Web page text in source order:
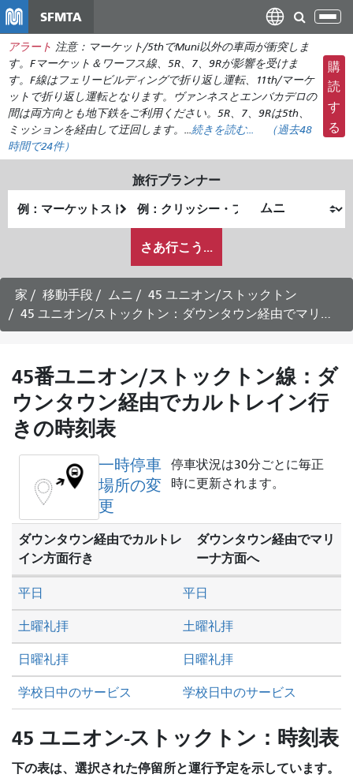
ン
コ
ン
テ
に
移
SFMTA
ナ
ゲ
ー
シ
ョ
ン
の
り
替
アラート 注意：マーケット/5thでMuni以外の車両が衝突しま
す。Fマーケット＆ワーフス線、5R、7、9Rが影響を受けま
す。F線はフェリービルディングで折り返し運転、11th/マーケ
ットで折り返し運転となります。ヴァンネスとエンバカデロの
間は両方向とも地下鉄をご利用ください。5R、7、9Rは5th、
ミッションを経由して迂回します。...続きを読む... （過去48
時間で24件）
購
読
す
る
旅行プランナー
発
了
が
ど
の
よ
う
旅
を
し
か
さあ行こう...
家 移動手段 ムニ
45 ユニオン/ストックトン
45 ユニオン/ストックトン：ダウンタウン経由でマリーナ行きの時刻表 -
45番ユニオン/ストックトン線：ダ
ウンタウン経由でカルトレイン行
きの時刻表
一時停車
場所の変
更
停車状況は30分ごとに毎正
時に更新されます。
ダウンタウン経由でカルトレ
イン方面行き
ダウンタウン経由でマリ
ーナ方面へ
土曜礼拝 土曜礼拝
日曜礼拝 日曜礼拝
平日 平日
学校日中のサービス 学校日中のサービス
45 ユニオン-ストックトン：時刻表
下の表は、選択された停留所と運行予定を示しています。